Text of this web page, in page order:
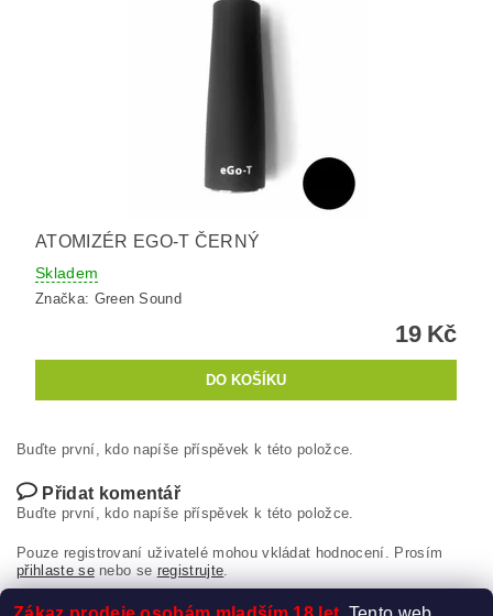
ATOMIZÉR EGO-T ČERNÝ
Skladem
Značka: Green Sound
19 Kč
Buďte první, kdo napíše příspěvek k této položce.
Přidat komentář
Buďte první, kdo napíše příspěvek k této položce.
Pouze registrovaní uživatelé mohou vkládat hodnocení. Prosím
přihlaste senebo se registrujte.